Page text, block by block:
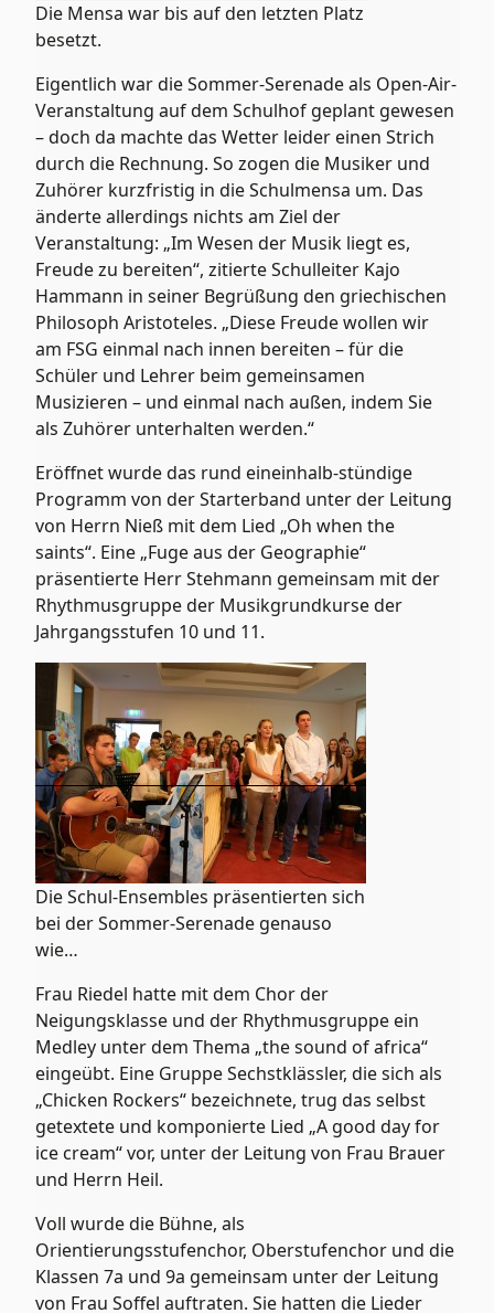
Die Mensa war bis auf den letzten Platz
besetzt.
Eigentlich war die Sommer-Serenade als Open-Air-
Veranstaltung auf dem Schulhof geplant gewesen
– doch da machte das Wetter leider einen Strich
durch die Rechnung. So zogen die Musiker und
Zuhörer kurzfristig in die Schulmensa um. Das
änderte allerdings nichts am Ziel der
Veranstaltung: „Im Wesen der Musik liegt es,
Freude zu bereiten“, zitierte Schulleiter Kajo
Hammann in seiner Begrüßung den griechischen
Philosoph Aristoteles. „Diese Freude wollen wir
am FSG einmal nach innen bereiten – für die
Schüler und Lehrer beim gemeinsamen
Musizieren – und einmal nach außen, indem Sie
als Zuhörer unterhalten werden.“
Eröffnet wurde das rund eineinhalb-stündige
Programm von der Starterband unter der Leitung
von Herrn Nieß mit dem Lied „Oh when the
saints“. Eine „Fuge aus der Geographie“
präsentierte Herr Stehmann gemeinsam mit der
Rhythmusgruppe der Musikgrundkurse der
Jahrgangsstufen 10 und 11.
Die Schul-Ensembles präsentierten sich
bei der Sommer-Serenade genauso
wie…
Frau Riedel hatte mit dem Chor der
Neigungsklasse und der Rhythmusgruppe ein
Medley unter dem Thema „the sound of africa“
eingeübt. Eine Gruppe Sechstklässler, die sich als
„Chicken Rockers“ bezeichnete, trug das selbst
getextete und komponierte Lied „A good day for
ice cream“ vor, unter der Leitung von Frau Brauer
und Herrn Heil.
Voll wurde die Bühne, als
Orientierungsstufenchor, Oberstufenchor und die
Klassen 7a und 9a gemeinsam unter der Leitung
von Frau Soffel auftraten. Sie hatten die Lieder